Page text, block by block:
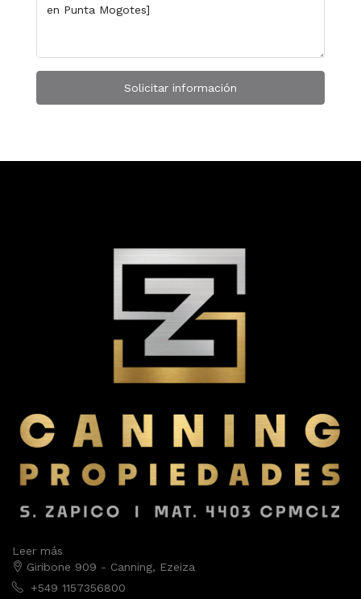
Solicitar información
Leer más
Giribone 909 - Canning, Ezeiza
+549 1157356800